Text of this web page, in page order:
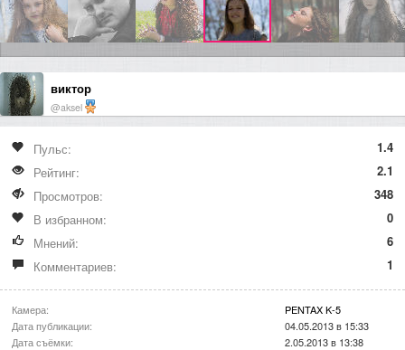
виктор
@aksel
Пульс:
1.4
Рейтинг:
2.1
Просмотров:
348
В избранном:
0
Мнений:
6
Комментариев:
1
Камера:
PENTAX K-5
Дата публикации:
04.05.2013 в 15:33
Дата съёмки:
2.05.2013 в 13:38